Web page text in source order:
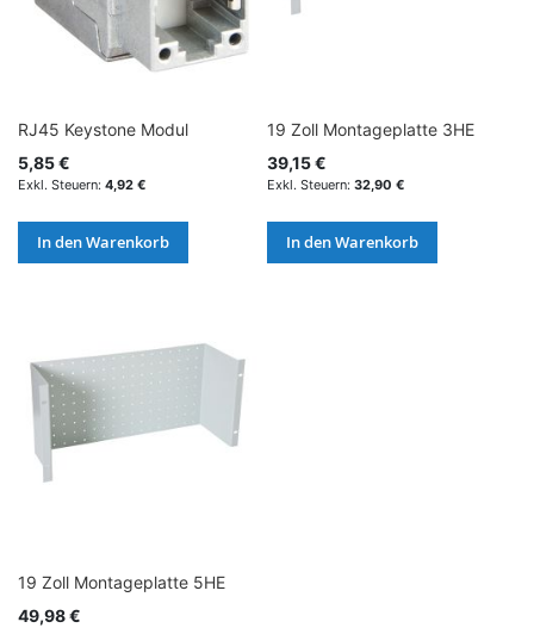
RJ45 Keystone Modul
5,85 €
4,92 €
In den Warenkorb
19 Zoll Montageplatte 3HE
39,15 €
32,90 €
In den Warenkorb
19 Zoll Montageplatte 5HE
49,98 €